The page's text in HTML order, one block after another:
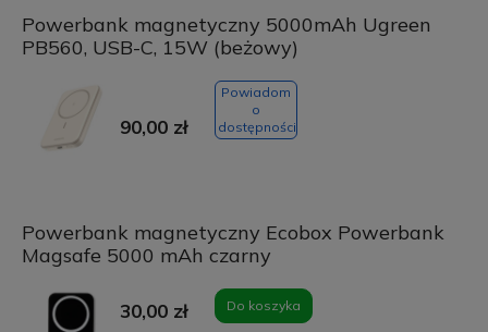
Powerbank magnetyczny 5000mAh Ugreen
PB560, USB-C, 15W (beżowy)
90,00 zł
Powiadom
o
dostępności
Powerbank magnetyczny Ecobox Powerbank
Magsafe 5000 mAh czarny
30,00 zł Do koszyka